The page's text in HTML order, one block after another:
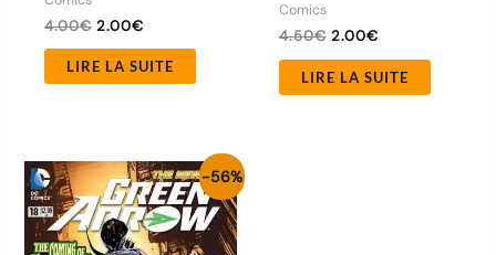
4.00€ 2.00€
LIRE LA SUITE
Comics
4.50€ 2.00€
LIRE LA SUITE
-56%
Le
prix
initial
était :
4.50€.
Le
prix
actuel
est :
2.00€.